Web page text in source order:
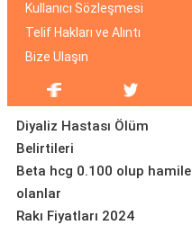
Kullanıcı Sözleşmesi
Telif Hakları ve Alıntı
Bize Ulaşın
Diyaliz Hastası Ölüm
Belirtileri
Beta hcg 0.100 olup hamile
olanlar
Rakı Fiyatları 2024